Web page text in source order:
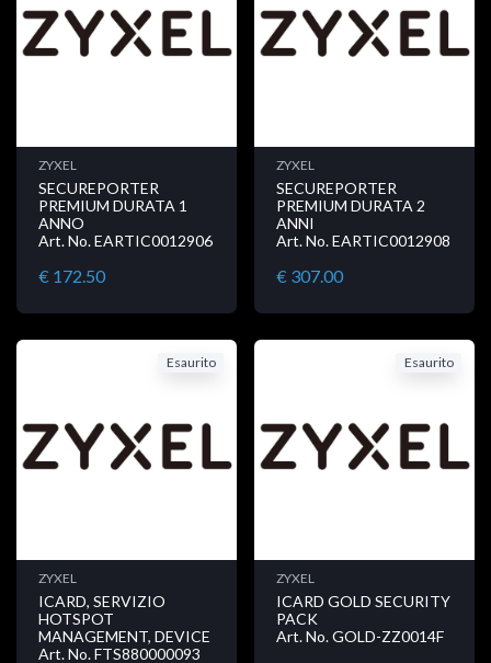
ZYXEL
SECUREPORTER
PREMIUM DURATA 1
ANNO
Art. No. EARTIC0012906
€ 172.50
ZYXEL
SECUREPORTER
PREMIUM DURATA 2
ANNI
Art. No. EARTIC0012908
€ 307.00
Esaurito
ZYXEL
ICARD, SERVIZIO
HOTSPOT
MANAGEMENT, DEVICE
Art. No. FTS880000093
Esaurito
ZYXEL
ICARD GOLD SECURITY
PACK
Art. No. GOLD-ZZ0014F